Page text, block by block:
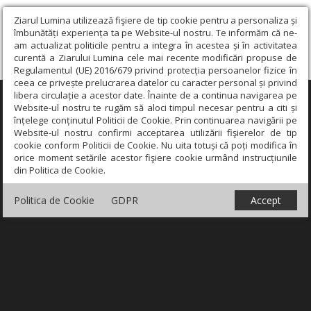
Ziarul Lumina utilizează fişiere de tip cookie pentru a personaliza și
îmbunătăți experiența ta pe Website-ul nostru. Te informăm că ne-
am actualizat politicile pentru a integra în acestea și în activitatea
curentă a Ziarului Lumina cele mai recente modificări propuse de
Regulamentul (UE) 2016/679 privind protecția persoanelor fizice în
ceea ce privește prelucrarea datelor cu caracter personal și privind
libera circulație a acestor date. Înainte de a continua navigarea pe
Website-ul nostru te rugăm să aloci timpul necesar pentru a citi și
înțelege conținutul Politicii de Cookie. Prin continuarea navigării pe
Website-ul nostru confirmi acceptarea utilizării fişierelor de tip
cookie conform Politicii de Cookie. Nu uita totuși că poți modifica în
orice moment setările acestor fişiere cookie urmând instrucțiunile
din Politica de Cookie.
Politica de Cookie GDPR Accept
×